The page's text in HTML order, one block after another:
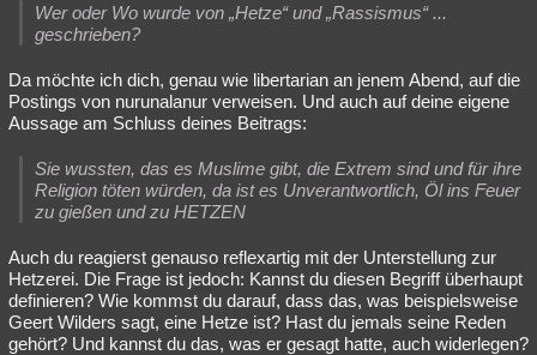
Wer oder Wo wurde von „Hetze“ und „Rassismus“ ...
geschrieben?
Da möchte ich dich, genau wie libertarian an jenem Abend, auf die
Postings von nurunalanur verweisen. Und auch auf deine eigene
Aussage am Schluss deines Beitrags:
Sie wussten, das es Muslime gibt, die Extrem sind und für ihre
Religion töten würden, da ist es Unverantwortlich, Öl ins Feuer
zu gießen und zu HETZEN
Auch du reagierst genauso reflexartig mit der Unterstellung zur
Hetzerei. Die Frage ist jedoch: Kannst du diesen Begriff überhaupt
definieren? Wie kommst du darauf, dass das, was beispielsweise
Geert Wilders sagt, eine Hetze ist? Hast du jemals seine Reden
gehört? Und kannst du das, was er gesagt hatte, auch widerlegen?